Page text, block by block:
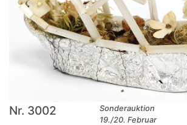
Nr. 3002
Sonderauktion
19./20. Februar